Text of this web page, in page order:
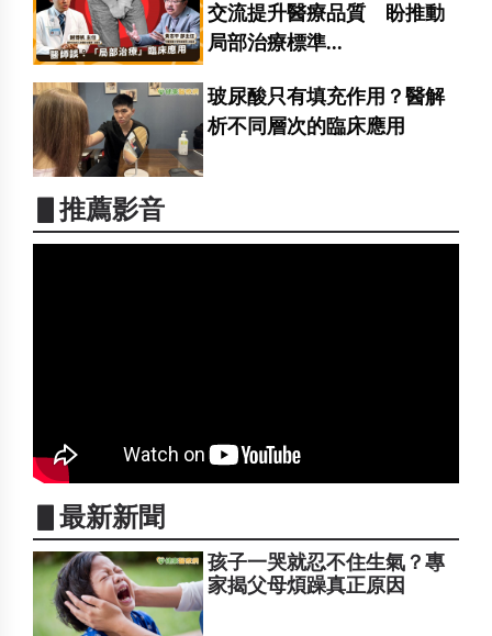
交流提升醫療品質 盼推動
局部治療標準...
玻尿酸只有填充作用？醫解
析不同層次的臨床應用
▋推薦影音
▋最新新聞
孩子一哭就忍不住生氣？專
家揭父母煩躁真正原因